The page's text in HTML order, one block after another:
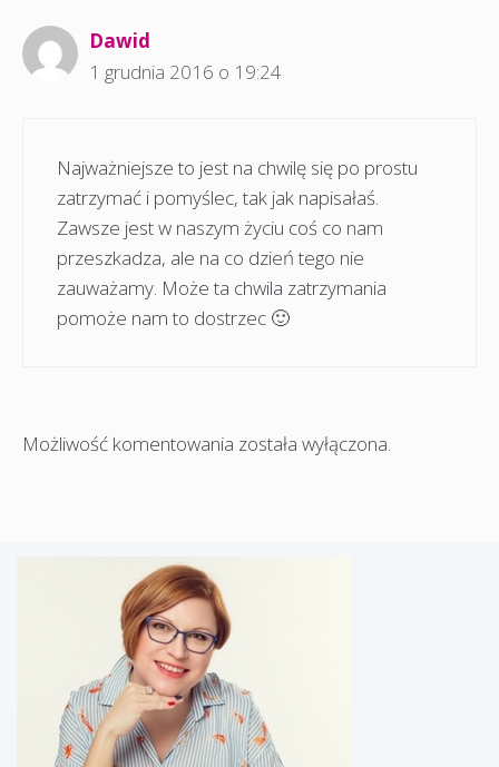
Dawid
1 grudnia 2016 o 19:24
Najważniejsze to jest na chwilę się po prostu
zatrzymać i pomyślec, tak jak napisałaś.
Zawsze jest w naszym życiu coś co nam
przeszkadza, ale na co dzień tego nie
zauważamy. Może ta chwila zatrzymania
pomoże nam to dostrzec 🙂
Możliwość komentowania została wyłączona.